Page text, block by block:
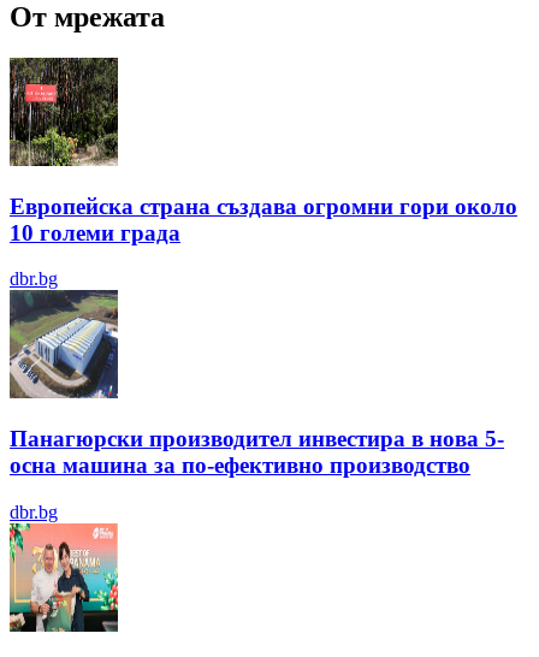
От мрежата
Европейска страна създава огромни гори около
10 големи града
dbr.bg
Панагюрски производител инвестира в нова 5-
осна машина за по-ефективно производство
dbr.bg